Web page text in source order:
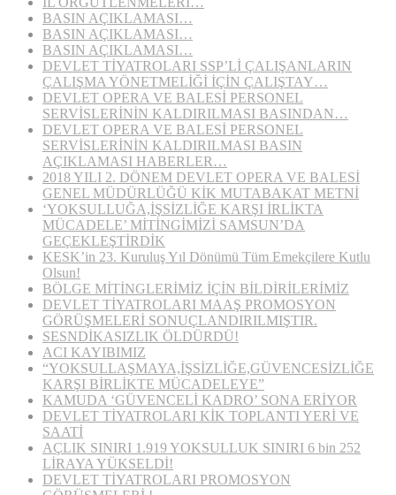
BASIN AÇIKLAMASI…
BASIN AÇIKLAMASI…
BASIN AÇIKLAMASI…
DEVLET TİYATROLARI SSP’Lİ ÇALIŞANLARIN
ÇALIŞMA YÖNETMELİĞİ İÇİN ÇALIŞTAY…
DEVLET OPERA VE BALESİ PERSONEL
SERVİSLERİNİN KALDIRILMASI BASINDAN…
DEVLET OPERA VE BALESİ PERSONEL
SERVİSLERİNİN KALDIRILMASI BASIN
AÇIKLAMASI HABERLER…
2018 YILI 2. DÖNEM DEVLET OPERA VE BALESİ
GENEL MÜDÜRLÜĞÜ KİK MUTABAKAT METNİ
‘YOKSULLUĞA,İŞSİZLİĞE KARŞI İRLİKTA
MÜCADELE’ MİTİNGİMİZİ SAMSUN’DA
GEÇEKLEŞTİRDİK
KESK’in 23. Kuruluş Yıl Dönümü Tüm Emekçilere Kutlu
Olsun!
BÖLGE MİTİNGLERİMİZ İÇİN BİLDİRİLERİMİZ
DEVLET TİYATROLARI MAAŞ PROMOSYON
GÖRÜŞMELERİ SONUÇLANDIRILMIŞTIR.
SESNDİKASIZLIK ÖLDÜRDÜ!
ACI KAYIBIMIZ
“YOKSULLAŞMAYA,İŞSİZLİĞE,GÜVENCESİZLİĞE
KARŞI BİRLİKTE MÜCADELEYE”
KAMUDA ‘GÜVENCELİ KADRO’ SONA ERİYOR
DEVLET TİYATROLARI KİK TOPLANTI YERİ VE
SAATİ
AÇLIK SINIRI 1.919 YOKSULLUK SINIRI 6 bin 252
LİRAYA YÜKSELDİ!
DEVLET TİYATROLARI PROMOSYON